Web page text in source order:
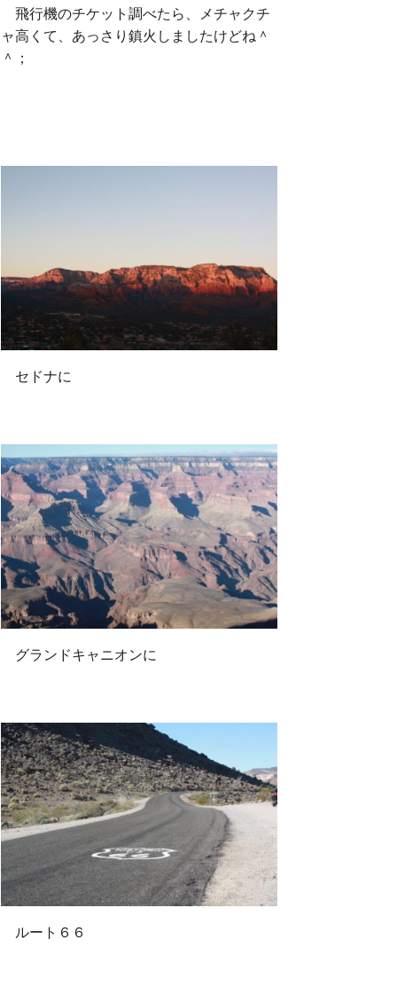
o e
飛行機のチケット調べたら、メチャクチ
ャ高くて、あっさり鎮火しましたけどね＾
＾；
セドナに
グランドキャニオンに
ルート６６